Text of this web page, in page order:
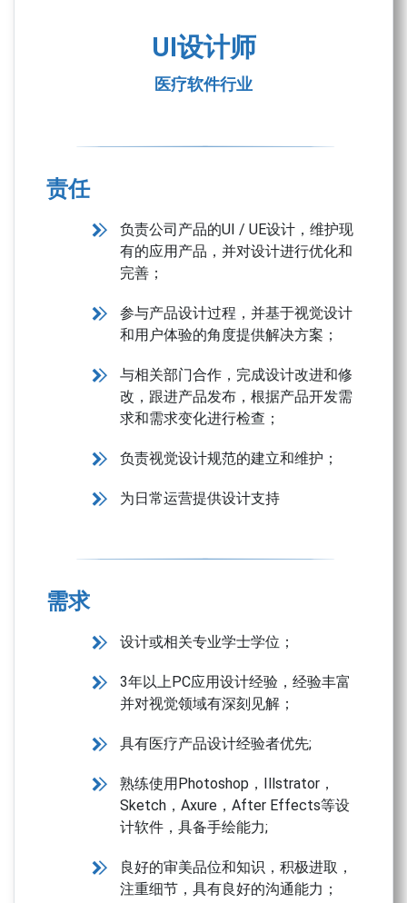
UI设计师
医疗软件行业
责任
负责公司产品的UI / UE设计，维护现
有的应用产品，并对设计进行优化和
完善；
参与产品设计过程，并基于视觉设计
和用户体验的角度提供解决方案；
与相关部门合作，完成设计改进和修
改，跟进产品发布，根据产品开发需
求和需求变化进行检查；
负责视觉设计规范的建立和维护；
为日常运营提供设计支持
需求
设计或相关专业学士学位；
3年以上PC应用设计经验，经验丰富
并对视觉领域有深刻见解；
具有医疗产品设计经验者优先;
熟练使用Photoshop ， Illstrator ，
Sketch ， Axure ， After Effects等设
计软件，具备手绘能力;
良好的审美品位和知识，积极进取，
注重细节，具有良好的沟通能力；